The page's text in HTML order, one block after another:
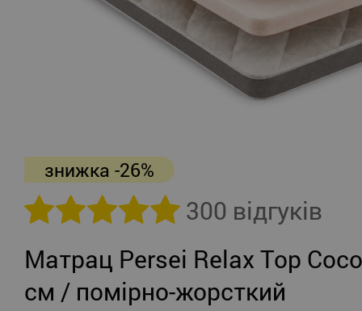
знижка -26%
300 відгуків
Матрац Persei Relax Top
см / помірно-жорсткий